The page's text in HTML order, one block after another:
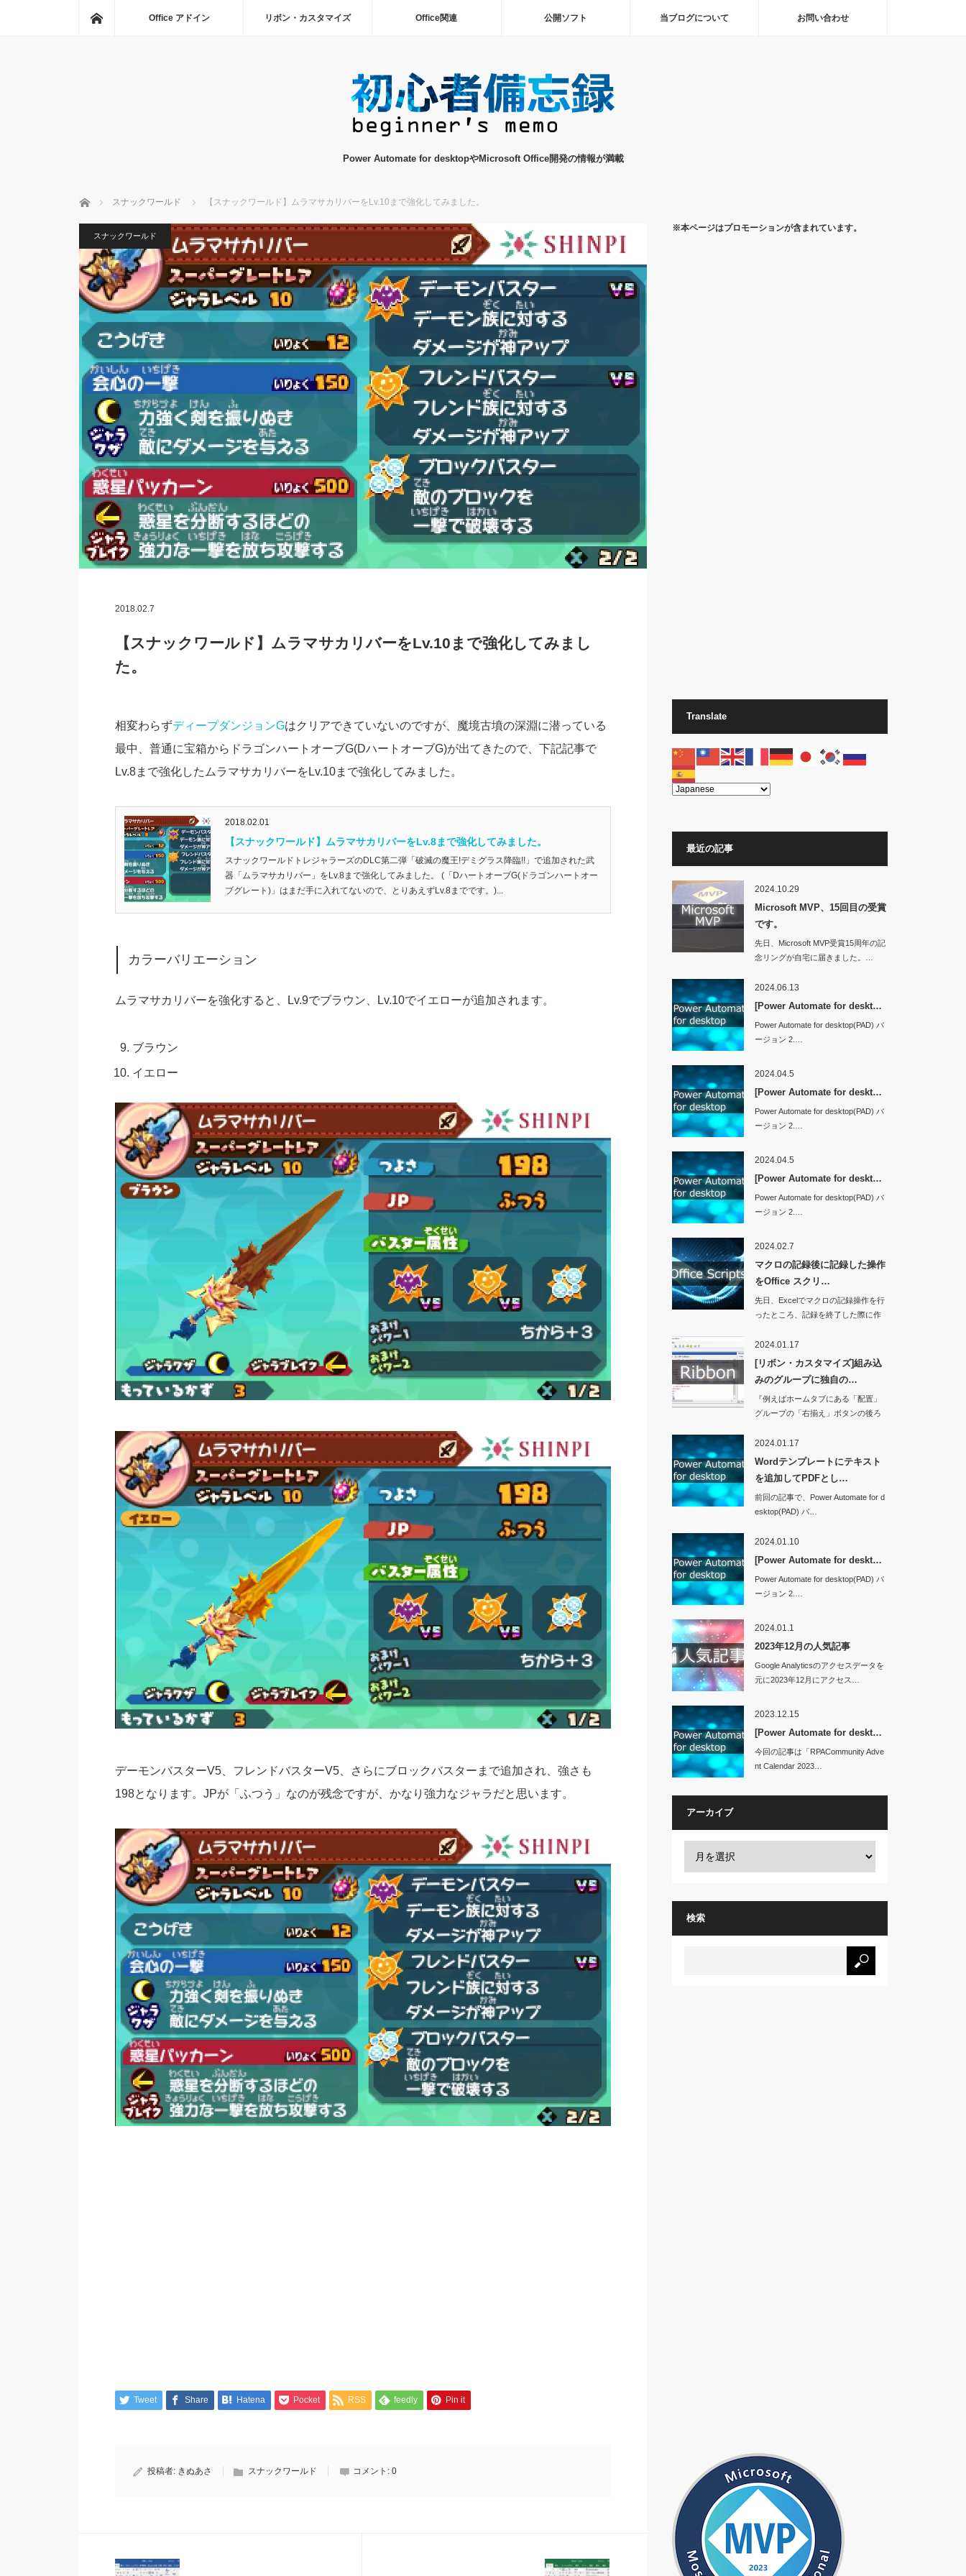
Office アドイン リボン・カスタマイズ Office関連 公開ソフト 当ブログについて お問い合わせ
Power Automate for desktopやMicrosoft Office開発の情報が満載
ホーム スナックワールド 【スナックワールド】ムラマサカリバーをLv.10まで強化してみました。
スナックワールド
2018.02.7
【スナックワールド】ムラマサカリバーをLv.10まで強化してみまし
た。
相変わらずディープダンジョンGはクリアできていないのですが、魔境古墳の深淵に潜っている
最中、普通に宝箱からドラゴンハートオーブG(DハートオーブG)が出てきたので、下記記事で
Lv.8まで強化したムラマサカリバーをLv.10まで強化してみました。
2018.02.01
【スナックワールド】ムラマサカリバーをLv.8まで強化してみました。
スナックワールドトレジャラーズのDLC第二弾「破滅の魔王!デミグラス降臨!!」で追加された武
器「ムラマサカリバー」をLv.8まで強化してみました。 (「DハートオーブG(ドラゴンハートオー
ブグレート)」はまだ手に入れてないので、とりあえずLv.8までです。)...
カラーバリエーション
ムラマサカリバーを強化すると、Lv.9でブラウン、Lv.10でイエローが追加されます。
ブラウン
イエロー
デーモンバスターV5、フレンドバスターV5、さらにブロックバスターまで追加され、強さも
198となります。JPが「ふつう」なのが残念ですが、かなり強力なジャラだと思います。
Tweet Share Hatena Pocket RSS feedly Pin it
投稿者: きぬあさ スナックワールド コメント: 0
※本ページはプロモーションが含まれています。
Translate
最近の記事
2024.10.29
Microsoft MVP、15回目の受賞
です。
先日、Microsoft MVP受賞15周年の記
念リングが自宅に届きました。…
2024.06.13
[Power Automate for deskt…
Power Automate for desktop(PAD) バ
ージョン 2.…
2024.04.5
[Power Automate for deskt…
Power Automate for desktop(PAD) バ
ージョン 2.…
2024.04.5
[Power Automate for deskt…
Power Automate for desktop(PAD) バ
ージョン 2.…
2024.02.7
マクロの記録後に記録した操作
をOffice スクリ…
先日、Excelでマクロの記録操作を行
ったところ、記録を終了した際に作
2024.01.17
[リボン・カスタマイズ]組み込
みのグループに独自の…
『例えばホームタブにある「配置」
グループの「右揃え」ボタンの後ろ
2024.01.17
Wordテンプレートにテキスト
を追加してPDFとし…
前回の記事で、Power Automate for d
esktop(PAD) バ…
2024.01.10
[Power Automate for deskt…
Power Automate for desktop(PAD) バ
ージョン 2.…
2024.01.1
2023年12月の人気記事
Google Analyticsのアクセスデータを
元に2023年12月にアクセス…
2023.12.15
[Power Automate for deskt…
今回の記事は「RPACommunity Adve
nt Calendar 2023…
アーカイブ
検索